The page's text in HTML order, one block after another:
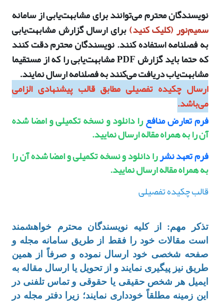
نویسندگان محترم می‌توانند برای مشابهت‌یابی از سامانه
سمیم‌نور (کلیک کنید)برای ارسال گزارش مشابهت‌یابی
به فصلنامه استفاده کنند. نویسندگان محترم دقت کنند
که حتما باید گزارش PDF مشابهت‌یابی را که از مستقیما
مشابهت‌یاب دریافت می‌‌کنند به فصلنامه ارسال نمایند.
ارسال چکیده تفصیلی مطابق قالب پیشنهادی الزامی
می‌باشد.
فرم تعارض منافعرا دانلود و نسخه تکمیلی و امضا شده
آن را به همراه مقاله ارسال نمایید.
فرم تعهد نشررا دانلود و نسخه تکمیلی و امضا شده آن را
به همراه مقاله ارسال نمایید.
قالب چکیده تفصیلی
تذکر مهم: از کلیه نویسندگان محترم خواهشمند
است مقالات خود را فقط از طریق سامانه مجله و
صفحه شخصی خود ارسال نموده و صرفاً از همین
طریق نیز پیگیری نمایند و از تحویل یا ارسال مقاله به
ایمیل هر شخص حقیقی یا حقوقی و تماس تلفنی در
این زمینه مطلقاً خودداری نمایند؛ زیرا دفتر مجله در